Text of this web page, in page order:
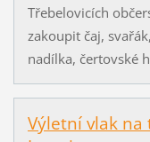
Třebelovicích
zakoupit čaj,
nadílka, čertovské
Výletní vlak na